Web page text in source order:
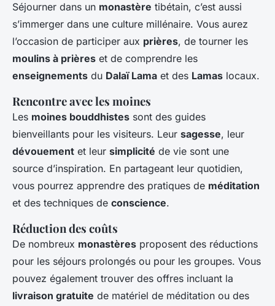
Séjourner dans un monastère tibétain, c’est aussi
s’immerger dans une culture millénaire. Vous aurez
l’occasion de participer aux prières, de tourner les
moulins à prières et de comprendre les
enseignements du Dalaï Lama et des Lamas locaux.
Rencontre avec les moines
Les moines bouddhistes sont des guides
bienveillants pour les visiteurs. Leur sagesse, leur
dévouement et leur simplicité de vie sont une
source d’inspiration. En partageant leur quotidien,
vous pourrez apprendre des pratiques de méditation
et des techniques de conscience.
Réduction des coûts
De nombreux monastères proposent des réductions
pour les séjours prolongés ou pour les groupes. Vous
pouvez également trouver des offres incluant la
livraison gratuite de matériel de méditation ou des